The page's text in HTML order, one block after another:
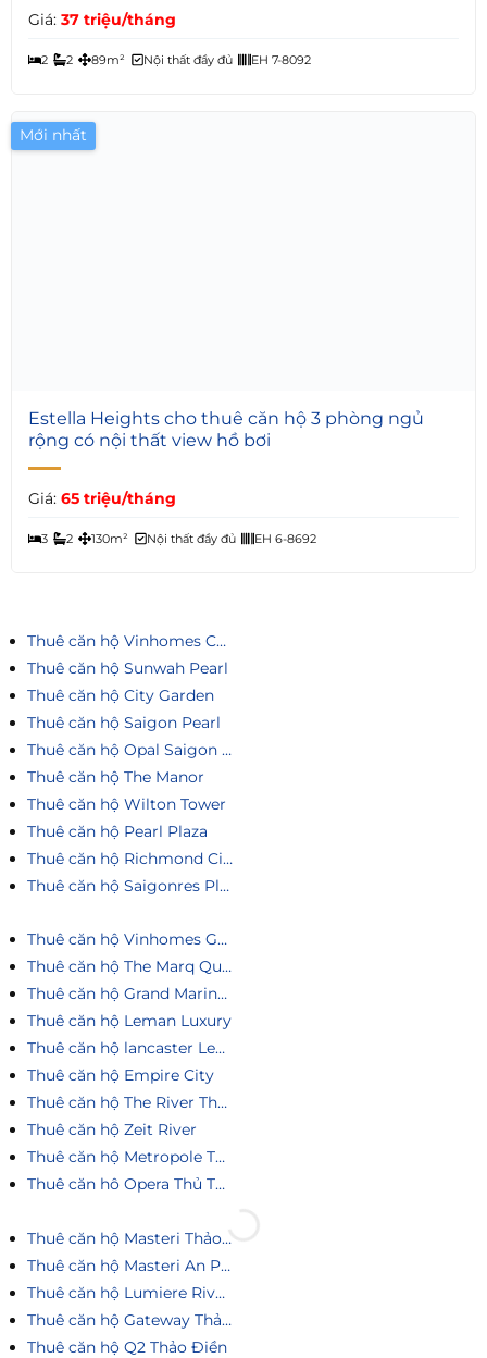
Giá: 37 triệu/tháng
2 2 89m² Nội thất đầy đủ EH 7-8092
Mới nhất
6
Estella Heights cho thuê căn hộ 3 phòng ngủ
rộng có nội thất view hồ bơi
Giá: 65 triệu/tháng
3 2 130m² Nội thất đầy đủ EH 6-8692
Thuê căn hộ Vinhomes Central Park
Thuê căn hộ Sunwah Pearl
Thuê căn hộ City Garden
Thuê căn hộ Saigon Pearl
Thuê căn hộ Opal Saigon Pearl
Thuê căn hộ The Manor
Thuê căn hộ Wilton Tower
Thuê căn hộ Pearl Plaza
Thuê căn hộ Richmond City
Thuê căn hộ Saigonres Plaza
Thuê căn hộ Vinhomes Golden River
Thuê căn hộ The Marq Quận 1
Thuê căn hộ Grand Marina Saigon
Thuê căn hộ Leman Luxury
Thuê căn hộ lancaster Legacy
Thuê căn hộ Empire City
Thuê căn hộ The River Thủ Thiêm
Thuê căn hộ Zeit River
Thuê căn hộ Metropole Thủ Thiêm
Thuê căn hô Opera Thủ Thiêm
Thuê căn hộ Masteri Thảo Điền
Thuê căn hộ Masteri An Phú
Thuê căn hộ Lumiere Riverside
Thuê căn hộ Gateway Thảo Điền
Thuê căn hộ Q2 Thảo Điền